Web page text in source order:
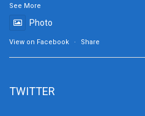
See More
Photo
View on Facebook · Share
TWITTER